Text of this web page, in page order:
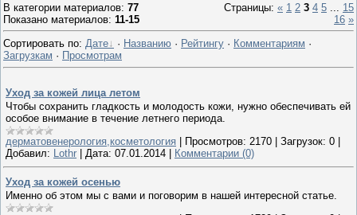
В категории материалов: 77
Показано материалов: 11-15
Страницы: « 1 2 3 4 5
15
16 »
Сортировать по: Дате · Названию · Рейтингу · Комментариям ·
Загрузкам · Просмотрам
Уход за кожей лица летом
Чтобы сохранить гладкость и молодость кожи, нужно обеспечивать ей
особое внимание в течение летнего периода.
дерматовенерология,косметология | Просмотров: 2170 | Загрузок: 0 |
Добавил: Lothr | Дата: 07.01.2014 | Комментарии (0)
Уход за кожей осенью
Именно об этом мы с вами и поговорим в нашей интересной статье.